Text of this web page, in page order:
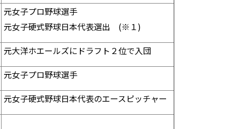
元女子プロ野球選手
元女子硬式野球日本代表選出 (※１)
元大洋ホエールズにドラフト２位で入団
元女子プロ野球選手
元女子硬式野球日本代表のエースピッチャー